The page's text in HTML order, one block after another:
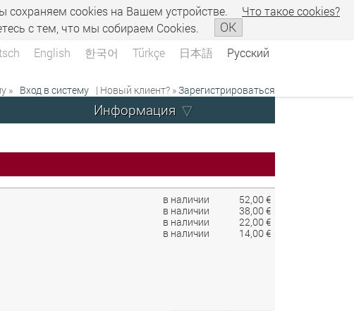
сохраняем сookies на Вашем устройстве.
Что такое сookies?
с тем, что мы собираем Cookies.
OK
English 한국어 Türkçe 日本語 Русский
» Вход в систему | Новый клиент? »Зарегистрироваться
Информация
в наличии
52,00 €
в наличии
38,00 €
в наличии
22,00 €
в наличии
14,00 €